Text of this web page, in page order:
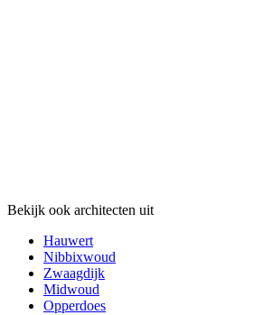
Bekijk ook architecten uit
Hauwert
Nibbixwoud
Zwaagdijk
Midwoud
Opperdoes